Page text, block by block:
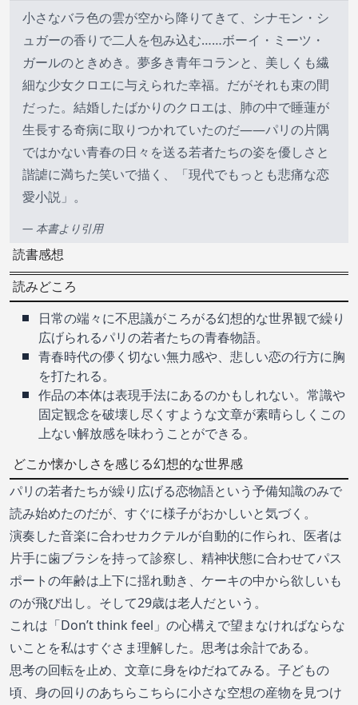
小さなバラ色の雲が空から降りてきて、シナモン・シ
ュガーの香りで二人を包み込む……ボーイ・ミーツ・
ガールのときめき。夢多き青年コランと、美しくも繊
細な少女クロエに与えられた幸福。だがそれも束の間
だった。結婚したばかりのクロエは、肺の中で睡蓮が
生長する奇病に取りつかれていたのだ――パリの片隅
ではかない青春の日々を送る若者たちの姿を優しさと
諧謔に満ちた笑いで描く、「現代でもっとも悲痛な恋
愛小説」。
— 本書より引用
読書感想
読みどころ
日常の端々に不思議がころがる幻想的な世界観で繰り
広げられるパリの若者たちの青春物語。
青春時代の儚く切ない無力感や、悲しい恋の行方に胸
を打たれる。
作品の本体は表現手法にあるのかもしれない。常識や
固定観念を破壊し尽くすような文章が素晴らしくこの
上ない解放感を味わうことができる。
どこか懐かしさを感じる幻想的な世界感
パリの若者たちが繰り広げる恋物語という予備知識のみで
読み始めたのだが、すぐに様子がおかしいと気づく。
演奏した音楽に合わせカクテルが自動的に作られ、医者は
片手に歯ブラシを持って診察し、精神状態に合わせてパス
ポートの年齢は上下に揺れ動き、ケーキの中から欲しいも
のが飛び出し。そして29歳は老人だという。
これは「Don’t think feel」の心構えで望まなければならな
いことを私はすぐさま理解した。思考は余計である。
思考の回転を止め、文章に身をゆだねてみる。子どもの
頃、身の回りのあちらこちらに小さな空想の産物を見つけ